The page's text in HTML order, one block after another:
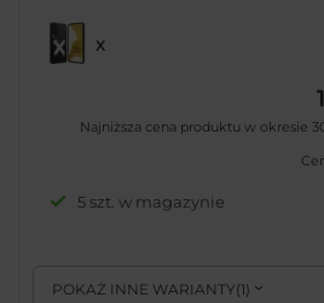
POKAŻ INNE WARIANTY( 1)
X
Najniższa cena produktu w okresie
5 szt. w magazynie